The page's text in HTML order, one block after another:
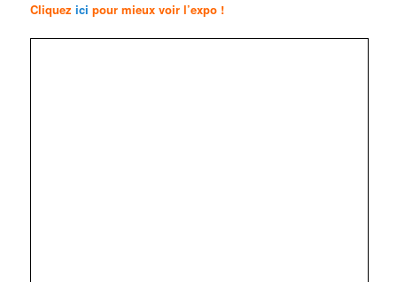
Cliquezici pour mieux voir l’expo !